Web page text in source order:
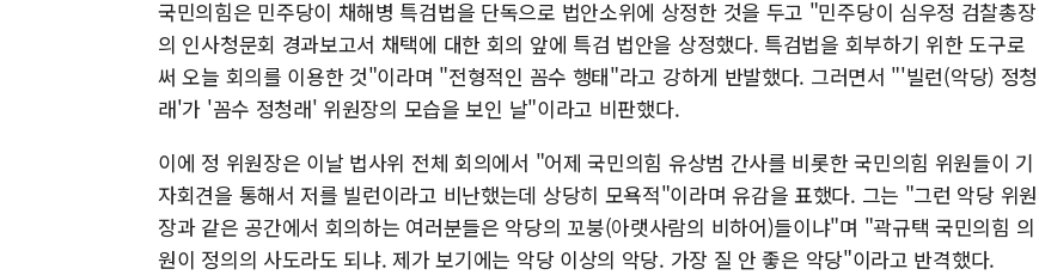
국민의힘은 민주당이 채해병 특검법을 단독으로 법안소위에 상정한 것을 두고 "민주당이 심우정 검찰총장
의 인사청문회 경과보고서 채택에 대한 회의 앞에 특검 법안을 상정했다. 특검법을 회부하기 위한 도구로
써 오늘 회의를 이용한 것"이라며 "전형적인 꼼수 행태"라고 강하게 반발했다. 그러면서 "'빌런(악당) 정청
래'가 '꼼수 정청래' 위원장의 모습을 보인 날"이라고 비판했다.
이에 정 위원장은 이날 법사위 전체 회의에서 "어제 국민의힘 유상범 간사를 비롯한 국민의힘 위원들이 기
자회견을 통해서 저를 빌런이라고 비난했는데 상당히 모욕적"이라며 유감을 표했다. 그는 "그런 악당 위원
장과 같은 공간에서 회의하는 여러분들은 악당의 꼬붕(아랫사람의 비하어)들이냐"며 "곽규택 국민의힘 의
원이 정의의 사도라도 되냐. 제가 보기에는 악당 이상의 악당. 가장 질 안 좋은 악당"이라고 반격했다.